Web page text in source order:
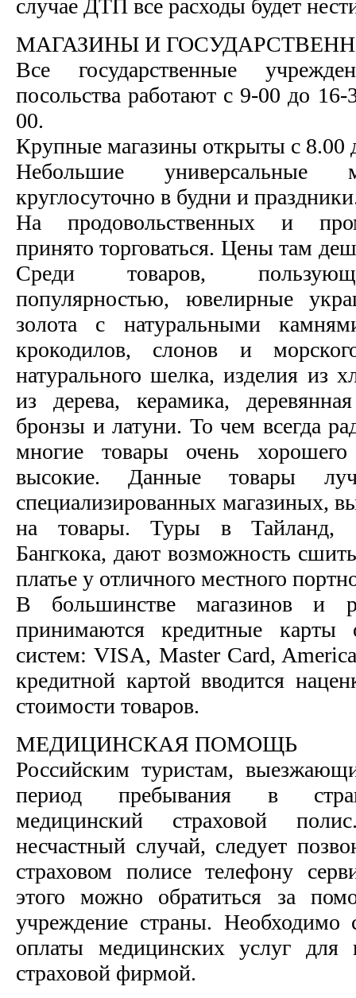
случае ДТП все расходы будет
МАГАЗИНЫ И
Все государственные
посольства работают с 9-00 до
00.
Крупные магазины открыты с 8.00
Небольшие универсальные
круглосуточно в будни и
На продовольственных и
принято торговаться. Цены там
Среди товаров,
популярностью, ювелирные
золота с натуральными
крокодилов, слонов и
натурального шелка, изделия из
из дерева, керамика,
бронзы и латуни. То чем всегда
многие товары очень
высокие. Данные товары
специализированных магазиных,
на товары. Туры в Тайланд,
Бангкока, дают возможность
платье у отличного местного
В большинстве магазинов и
принимаются кредитные карты
систем: VISA, Master Card,
кредитной картой вводится
стоимости товаров.
МЕДИЦИНСКАЯ ПОМОЩЬ
Российским туристам,
период пребывания в
медицинский страховой
несчастный случай, следует
страховом полисе телефону
этого можно обратиться за
учреждение страны. Необходимо
оплаты медицинских услуг для
страховой фирмой.